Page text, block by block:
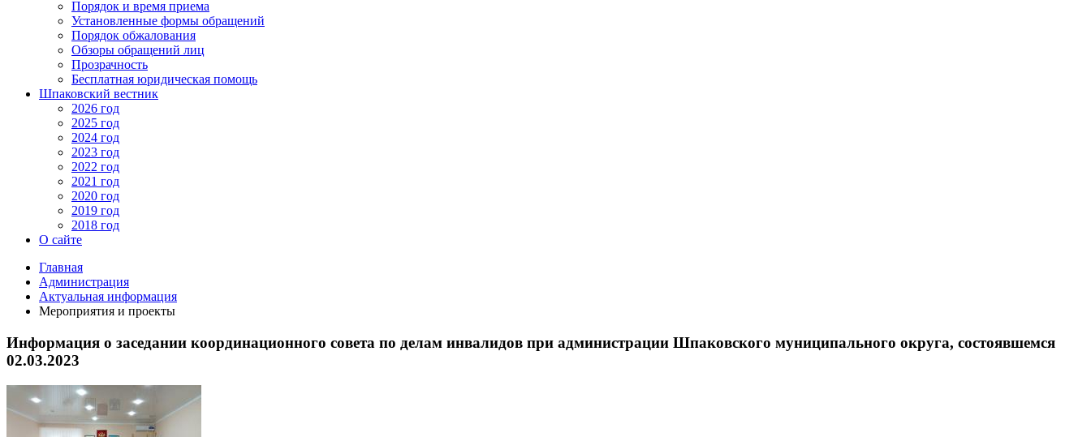
Порядок и время приема
Установленные формы обращений
Порядок обжалования
Обзоры обращений лиц
Прозрачность
Бесплатная юридическая помощь
Шпаковский вестник
2026 год
2025 год
2024 год
2023 год
2022 год
2021 год
2020 год
2019 год
2018 год
О сайте
Главная
Администрация
Актуальная информация
Мероприятия и проекты
Информация о заседании координационного совета по делам инвалидов при администрации Шпаковского муниципального округа, состоявшемся
02.03.2023